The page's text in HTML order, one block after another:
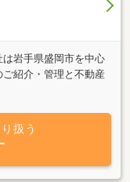
岩手県盛岡市を中心
紹介・管理と不動産
やっている会社で
トと暮らせる物件な
ます。是非ご希望条
事は勿論ですが、不
扱う